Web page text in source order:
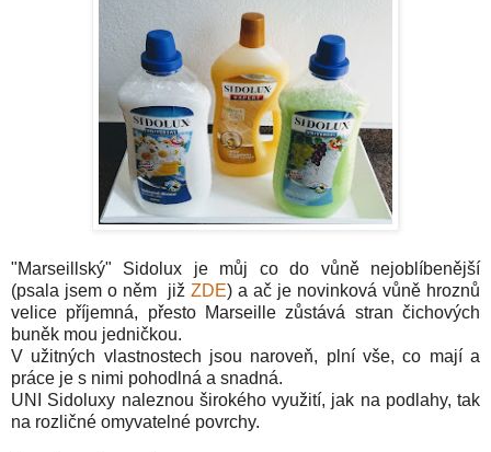
"Marseillský" Sidolux je můj co do vůně nejoblíbenější
(psala jsem o něm již ZDE) a ač je novinková vůně hroznů
velice příjemná, přesto Marseille zůstává stran čichových
buněk mou jedničkou.
V užitných vlastnostech jsou naroveň, plní vše, co mají a
práce je s nimi pohodlná a snadná.
UNI Sidoluxy naleznou širokého využití, jak na podlahy, tak
na rozličné omyvatelné povrchy.